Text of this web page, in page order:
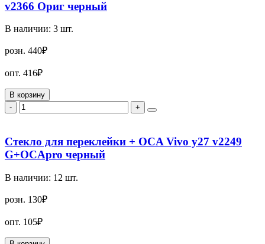
v2366 Ориг черный
В наличии: 3 шт.
розн. 440₽
опт. 416₽
В корзину
-
+
Стекло для переклейки + OCA Vivo y27 v2249
G+OCApro черный
В наличии: 12 шт.
розн. 130₽
опт. 105₽